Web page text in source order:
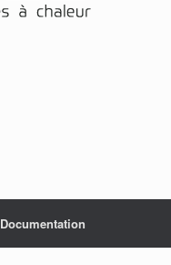
Documentation